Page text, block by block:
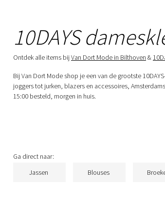
10DAYS
Ontdek alle items bij Van Dort Mode in Bilthoven &
Bij Van Dort Mode shop je een van de grootste
joggers tot jurken, blazers en accessoires,
15:00 besteld, morgen in huis.
Ga direct naar:
Jassen
Blouses